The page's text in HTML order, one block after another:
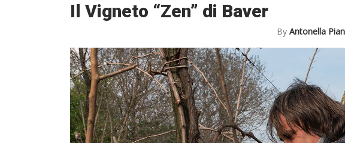
Il Vigneto “Zen” di Baver
By Antonella